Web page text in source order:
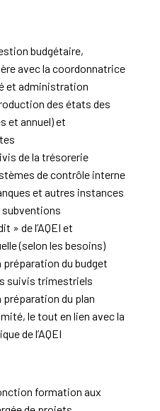
budgétaire,
avec la coordonnatrice
et administration
des états des
et annuel) et
de la trésorerie
de contrôle interne
et autres instances
subventions
» de l’AQEI et
(selon les besoins)
préparation du budget
suivis trimestriels
préparation du plan
le tout en lien avec la
de l’AQEI
formation aux